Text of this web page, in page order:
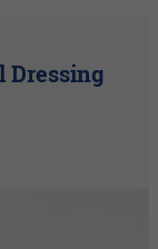
Dressing